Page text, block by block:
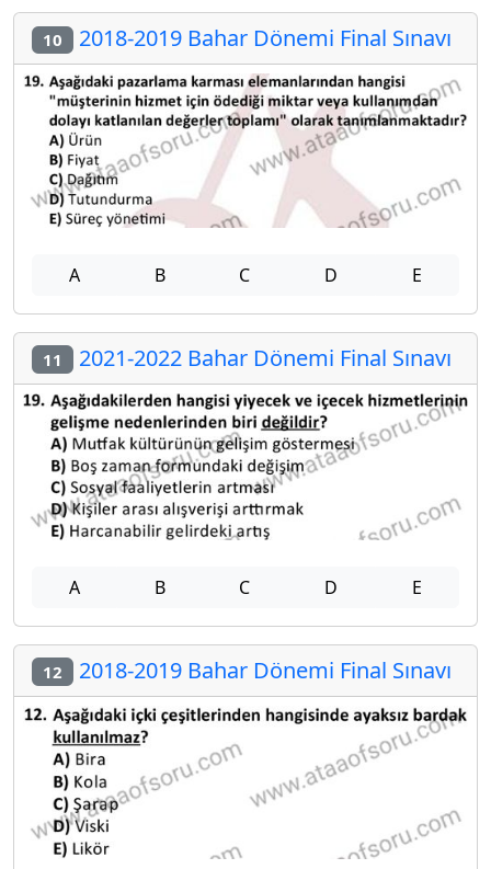
10 2018-2019 Bahar Dönemi Final Sınavı
A B C D E
11 2021-2022 Bahar Dönemi Final Sınavı
A B C D E
12 2018-2019 Bahar Dönemi Final Sınavı